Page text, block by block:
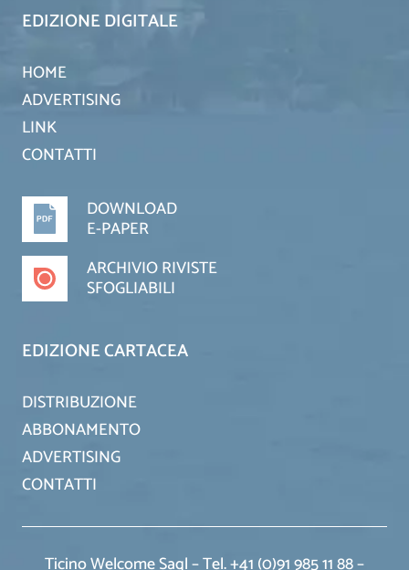
EDIZIONE DIGITALE
HOME
ADVERTISING
LINK
CONTATTI
DOWNLOAD
E-PAPER
ARCHIVIO RIVISTE
SFOGLIABILI
EDIZIONE CARTACEA
DISTRIBUZIONE
ABBONAMENTO
ADVERTISING
CONTATTI
Ticino Welcome Sagl – Tel. +41 (0)91 985 11 88 –